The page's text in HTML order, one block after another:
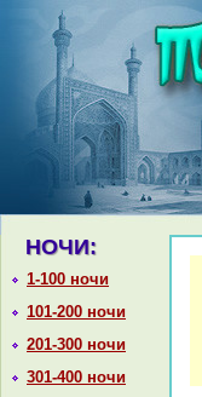
НОЧИ:
1-100 ночи
101-200 ночи
201-300 ночи
301-400 ночи